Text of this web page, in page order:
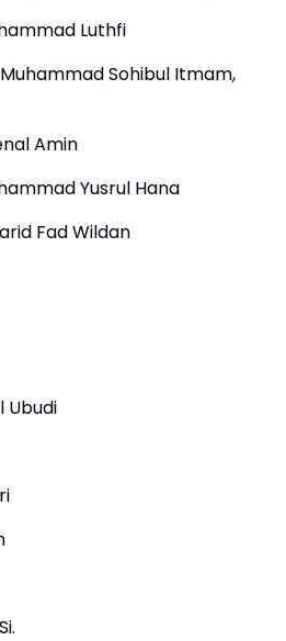
Luthfi
Sohibul Itmam,
Amin
Yusrul Hana
Fad Wildan
Ubudi